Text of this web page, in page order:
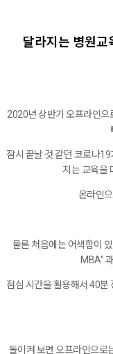
달라지는 병원교
2020년 상반기 오프라인으
잠시 끝날 것 같던 코로나
지는 교육을
온라인
물론 처음에는 어색함이
MBA"
점심 시간을 활용해서 40분
돌이켜 보면 오프라인으로